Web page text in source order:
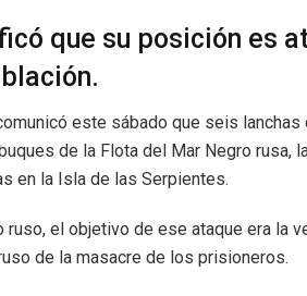
que su posición es
este sábado que seis lanchas
de la Flota del Mar Negro rusa,
en la Isla de las Serpientes.
el objetivo de ese ataque era la
de la masacre de los prisioneros.